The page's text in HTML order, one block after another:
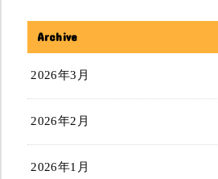
Archive
2026年3月
2026年2月
2026年1月